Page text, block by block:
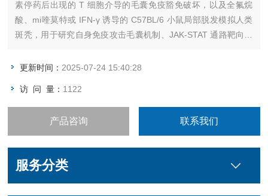
素停药后出现的 T 细胞介导的毛囊免疫豁免破坏，以及全氟烷
酸、mi喹莫特或 IFN-γ 诱导的 C57BL/6 小鼠局部脱发模拟人类
斑秃，用于研究自身免疫攻击毛囊机制、JAK-STAT 通路靶向治
更新时间： 2025-07-24 15:40:28
访 问 量： 1122
产品咨询 联系我们
服务分类